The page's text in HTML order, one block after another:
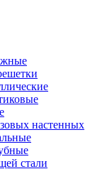
настенных
стали